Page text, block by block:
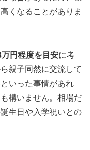
くなることがありま
円程度を目安に考
親子同然に交流して
いった事情があれ
構いません。相場だ
生日や入学祝いとの